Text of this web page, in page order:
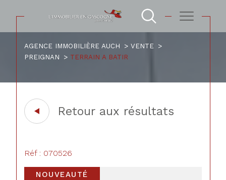
AGENCE IMMOBILIÈRE AUCH
VENTE
PREIGNAN
TERRAIN A BATIR
Retour aux résultats
Réf : 070526
NOUVEAUTÉ